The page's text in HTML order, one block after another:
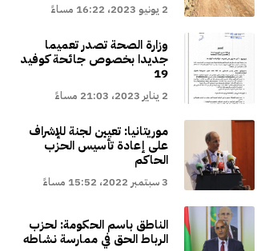
2 يونيو 2023، 16:22 مساءً
وزارة الصحة تصدر تعميما
جديدا بخصوص جائحة كوفيد
19
2 يناير 2023، 21:03 مساءً
موريتانيا: تعيين لجنة للإشراف
على إعادة تأسيس الحزب
الحاكم
3 سبتمبر 2022، 15:52 مساءً
الناطق باسم الحكومة: لحزب
الرباط الحق في ممارسة نشاطه